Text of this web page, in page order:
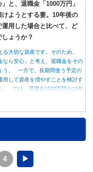
と、退職金「1000万円」
ようとする妻。10年後の
用した場合と比べて、ど
ょうか？
大切な資産です。そのため、
なら安心」と考え、退職金をその
う。 一方で、長期間使う予定の
用して資産を増やすことを検討す
。 では、退職金1000万円を10年
4 ▶